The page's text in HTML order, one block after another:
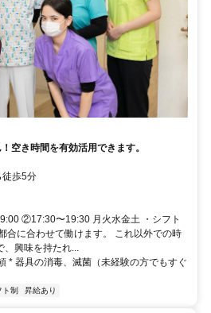
空き時間を有効活用できます。
ら徒歩5分
②17:30〜19:30 月火水金土 ・シフト
に合わせて働けます。 これ以外での時
興味を持たれ...
* 器具の消毒、滅菌（未経験の方でもすぐ
ト制 昇給あり